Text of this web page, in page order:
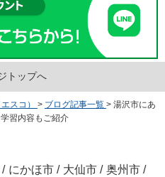
トップへ
スコ） > ブログ記事一覧 > 湯沢市にあ
習内容もご紹介
/ にかほ市 / 大仙市 / 奥州市 /